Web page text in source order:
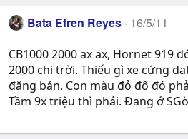
Bata Efren Reyes 16/5/11
CB1000 2000 ax ax, Hornet 919
2000 chi trời. Thiếu gì xe cứng
đăng bán. Con màu đỏ đô đó
Tầm 9x triệu thì phải. Đang ở